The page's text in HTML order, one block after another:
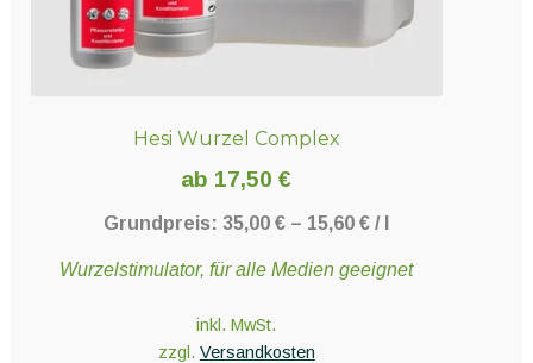
Hesi Wurzel Complex
ab 17,50€
Grundpreis: 35,00 €– 15,60 €/
Wurzelstimulator, für alle Medien geeignet
inkl. MwSt.
zzgl. Versandkosten